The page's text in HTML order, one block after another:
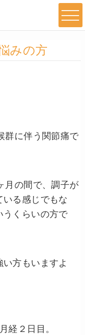
みの方
群に伴う関節痛で
月の間で、調子が
る感じでもな
うくらいの方で
方もいますよ
経２日目。